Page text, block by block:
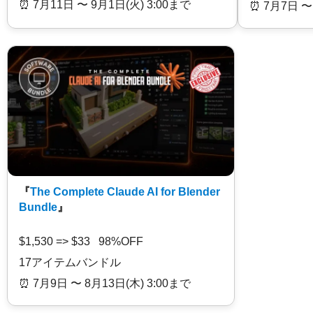
⏰️ 7月11日 〜 9月1日(火) 3:00まで
⏰️ 7月7日
『The Complete Claude AI for Blender
Bundle 』
$1,530 => $33 98%OFF
17アイテムバンドル
⏰️ 7月9日 〜 8月13日(木) 3:00まで